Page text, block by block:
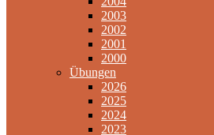
2003
2002
2001
2000
Übungen
2026
2025
2024
2023